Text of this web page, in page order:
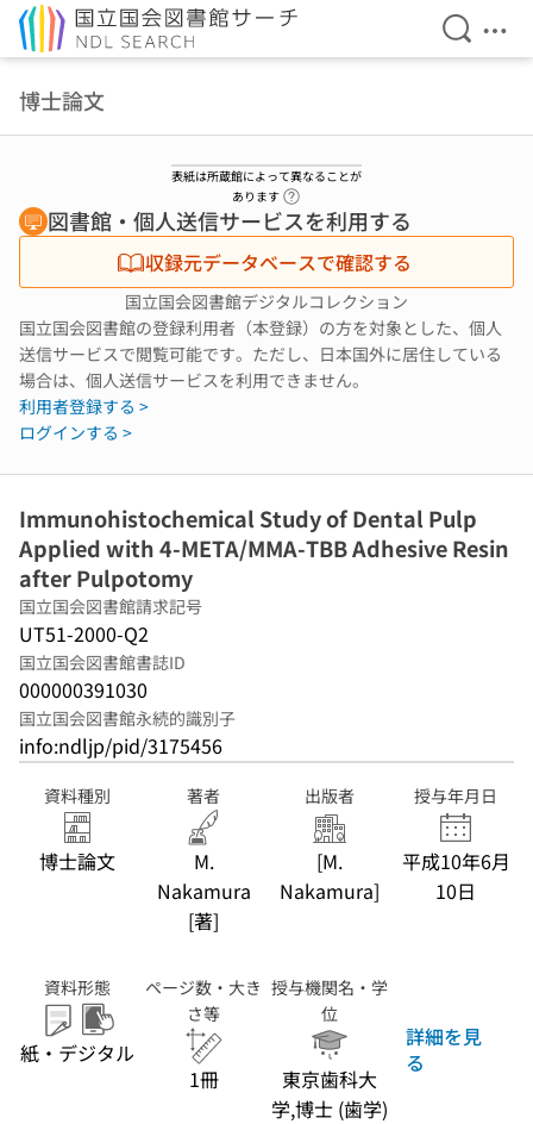
検索を
メ
博士論文
表紙は所蔵館によって異なることが
あります
図書館・個人送信サービスを利用する
収録元データベースで確認する
国立国会図書館デジタルコレクション
国立国会図書館の登録利用者（本登録）の方を対象とした、個人
送信サービスで閲覧可能です。ただし、日本国外に居住している
場合は、個人送信サービスを利用できません。
利用者登録する >
ログインする >
Immunohistochemical Study of Dental Pulp
Applied with 4-META/MMA-TBB Adhesive Resin
after Pulpotomy
国立国会図書館請求記号
UT51-2000-Q2
国立国会図書館書誌ID
000000391030
国立国会図書館永続的識別子
info:ndljp/pid/3175456
資料種別
博士論文
著者
M.
Nakamura
[著]
出版者
[M.
Nakamura]
授与年月日
平成10年6月
10日
資料形態
紙・デジタル
ページ数・大き
さ等
1冊
授与機関名・学
位
東京歯科大
学,博士 (歯学)
詳細を見
る